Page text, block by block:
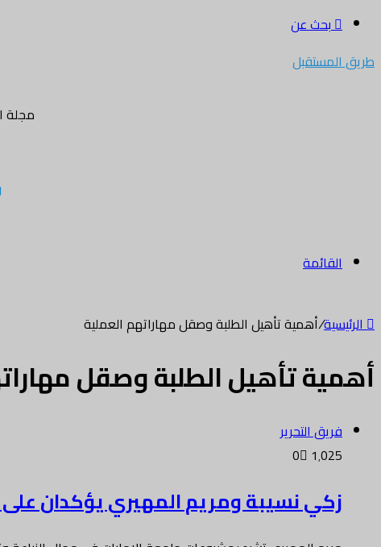
بحث عن
طريق المستقبل
مجلة
القائمة
الرئيسية/أهمية تأهيل الطلبة وصقل مهاراتهم العملية
أهمية تأهيل الطلبة وصقل
فريق التحرير
0 1٬025
زكي نسيبة ومريم المهيري يؤكدان